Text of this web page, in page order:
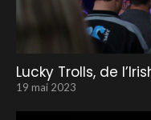
Lucky Trolls, de
19 mai 2023